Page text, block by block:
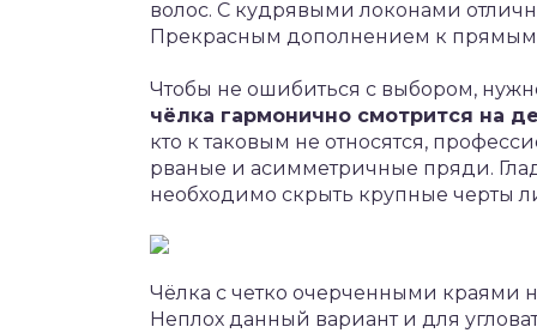
волос. С кудрявыми локонами
Прекрасным дополнением к прямым
Чтобы не ошибиться с выбором,
чёлка гармонично смотрится на
кто к таковым не относятся,
рваные и асимметричные пряди.
необходимо скрыть крупные черты
Чёлка с четко очерченными краями
Неплох данный вариант и для